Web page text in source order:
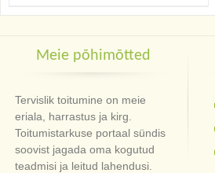
Meie põhimõtted
Tervislik toitumine on meie
eriala, harrastus ja kirg.
Toitumistarkuse portaal sündis
soovist jagada oma kogutud
teadmisi ja leitud lahendusi.